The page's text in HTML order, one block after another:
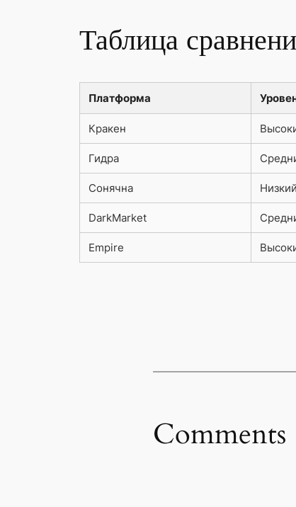
Таблица
Платформа
Кракен
Гидра
Сонячна Низкий
DarkMarket
Empire
Comments